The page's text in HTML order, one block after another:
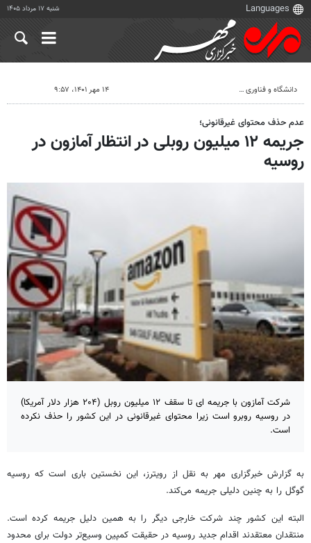
شنبه ۱۷ مرداد ۱۴۰۵
دانشگاه و فناوری ۱۴ مهر ۱۴۰۱، ۹:۵۷
عدم حذف محتوای غیرقانونی؛
جریمه ۱۲ میلیون روبلی در انتظار آمازون در
روسیه
شرکت آمازون با جریمه ای تا سقف ۱۲ میلیون روبل (۲۰۴ هزار دلار آمریکا)
در روسیه روبرو است زیرا محتوای غیرقانونی در این کشور را حذف نکرده
است.
به گزارش خبرگزاری مهر به نقل از رویترز، این نخستین باری است که روسیه
گوگل را به چنین دلیلی جریمه می‌کند.
البته این کشور چند شرکت خارجی دیگر را به همین دلیل جریمه کرده است.
منتقدان معتقدند اقدام جدید روسیه در حقیقت کمپین وسیع‌تر دولت برای محدود